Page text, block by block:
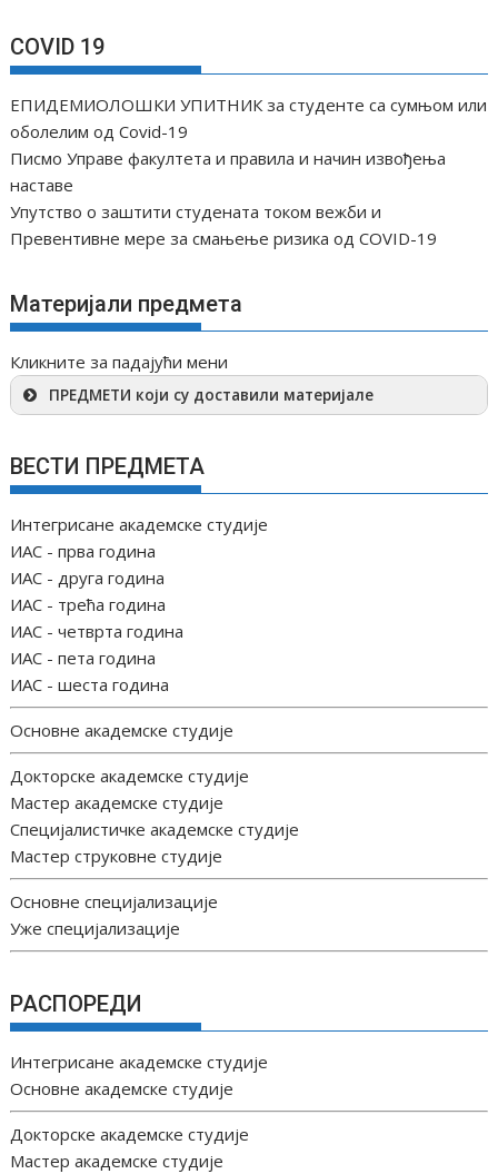
COVID 19
ЕПИДЕМИОЛОШКИ УПИТНИК за студенте са сумњом или
оболелим од Covid-19
Писмо Управе факултета и правила и начин извођења
наставе
Упутство о заштити студената током вежби и
Превентивне мере за смањење ризика од COVID-19
Материјали предмета
Кликните за падајући мени
ПРЕДМЕТИ који су доставили материјале
ВЕСТИ ПРЕДМЕТА
Интегрисане академске студије
ИАС - прва година
ИАС - друга година
ИАС - трећа година
ИАС - четврта година
ИАС - пета година
ИАС - шеста година
Основне академске студије
Докторске академске студије
Мастер академске студије
Специјалистичке академске студије
Мастер струковне студије
Основне специјализације
Уже специјализације
РАСПОРЕДИ
Интегрисане академске студије
Основне академске студије
Докторске академске студије
Мастер академске студије